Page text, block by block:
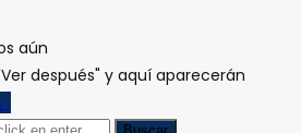
aún
después" y aquí aparecerán